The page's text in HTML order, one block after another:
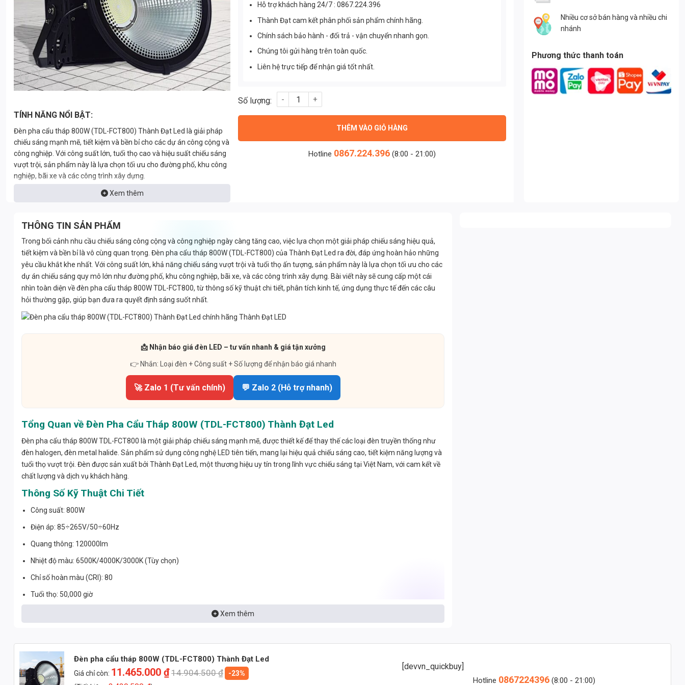
TÍNH NĂNG NỔI BẬT:
Đèn pha cẩu tháp 800W (TDL-FCT800) Thành Đạt Led là giải pháp
chiếu sáng mạnh mẽ, tiết kiệm và bền bỉ cho các dự án công cộng và
công nghiệp. Với công suất lớn, tuổi thọ cao và hiệu suất chiếu sáng
vượt trội, sản phẩm này là lựa chọn tối ưu cho đường phố, khu công
nghiệp, bãi xe và các công trình xây dựng.
Xem thêm
Hỗ trợ khách hàng 24/7 : 0867.224.396
Thành Đạt cam kết phân phối sản phẩm chính hãng.
Chính sách bảo hành - đổi trả - vận chuyển nhanh gọn.
Chúng tôi gửi hàng trên toàn quốc.
Liên hệ trực tiếp để nhận giá tốt nhất.
Đèn pha cẩu tháp 800W (TDL-FCT800) Thành Đạt Led số lượng
THÊM VÀO GIỎ HÀNG
Hotline 0867.224.396 (8:00 - 21:00)
Nhiều cơ sở bán hàng và nhiều chi
nhánh
Phương thức thanh toán
THÔNG TIN SẢN PHẨM
Trong bối cảnh nhu cầu chiếu sáng công cộng và công nghiệp ngày càng tăng cao, việc lựa chọn một giải pháp chiếu sáng hiệu quả,
tiết kiệm và bền bỉ là vô cùng quan trọng. Đèn pha cẩu tháp 800W (TDL-FCT800) của Thành Đạt Led ra đời, đáp ứng hoàn hảo những
yêu cầu khắt khe nhất. Với công suất lớn, khả năng chiếu sáng vượt trội và tuổi thọ ấn tượng, sản phẩm này là lựa chọn tối ưu cho các
dự án chiếu sáng quy mô lớn như đường phố, khu công nghiệp, bãi xe, và các công trình xây dựng. Bài viết này sẽ cung cấp một cái
nhìn toàn diện về đèn pha cẩu tháp 800W TDL-FCT800, từ thông số kỹ thuật chi tiết, phân tích kinh tế, ứng dụng thực tế đến các câu
hỏi thường gặp, giúp bạn đưa ra quyết định sáng suốt nhất.
📩 Nhận báo giá đèn LED – tư vấn nhanh & giá tận xưởng
👉 Nhắn: Loại đèn + Công suất + Số lượng để nhận báo giá nhanh
🚀 Zalo 1 (Tư vấn chính) 💬 Zalo 2 (Hỗ trợ nhanh)
Tổng Quan về Đèn Pha Cẩu Tháp 800W (TDL-FCT800) Thành Đạt Led
Đèn pha cẩu tháp 800W TDL-FCT800 là một giải pháp chiếu sáng mạnh mẽ, được thiết kế để thay thế các loại đèn truyền thống như
đèn halogen, đèn metal halide. Sản phẩm sử dụng công nghệ LED tiên tiến, mang lại hiệu quả chiếu sáng cao, tiết kiệm năng lượng và
tuổi thọ vượt trội. Đèn được sản xuất bởi Thành Đạt Led, một thương hiệu uy tín trong lĩnh vực chiếu sáng tại Việt Nam, với cam kết về
chất lượng và dịch vụ khách hàng.
Thông Số Kỹ Thuật Chi Tiết
Công suất: 800W
Điện áp: 85÷265V/50÷60Hz
Quang thông: 120000lm
Nhiệt độ màu: 6500K/4000K/3000K (Tùy chọn)
Chỉ số hoàn màu (CRI): 80
Tuổi thọ: 50,000 giờ
Khối lượng: 13,5kg
Nguồn: Philips
Xem thêm
Đèn pha cẩu tháp 800W (TDL-FCT800) Thành Đạt Led
Giá chỉ còn: 11.465.000₫14.904.500₫
-23%
[devvn_quickbuy]
Hotline 0867224396 (8:00 - 21:00)